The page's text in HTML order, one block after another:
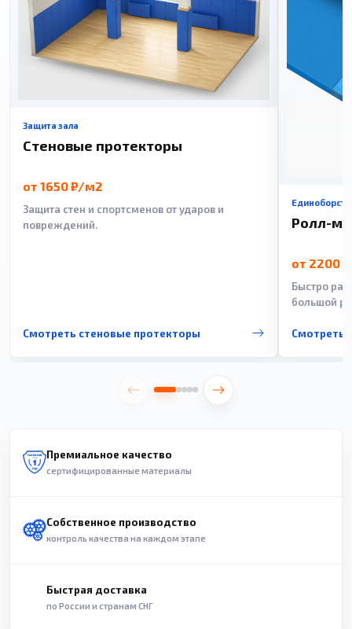
Защита зала
Стеновые протекторы
от 1650 ₽/м2
Защита стен и спортсменов от ударов и
повреждений.
Смотреть стеновые протекторы
Ролл-
от 2200
Быстро
большой
Смотреть
Премиальное качество
сертифицированные материалы
Собственное производство
контроль качества на каждом этапе
Быстрая доставка
по России и странам СНГ